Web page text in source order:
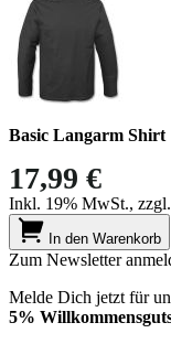
Basic Langarm Shirt
17,99 €
Inkl. 19% MwSt., zzgl.
In den Warenkorb
Zum Newsletter
Melde Dich jetzt für
5%